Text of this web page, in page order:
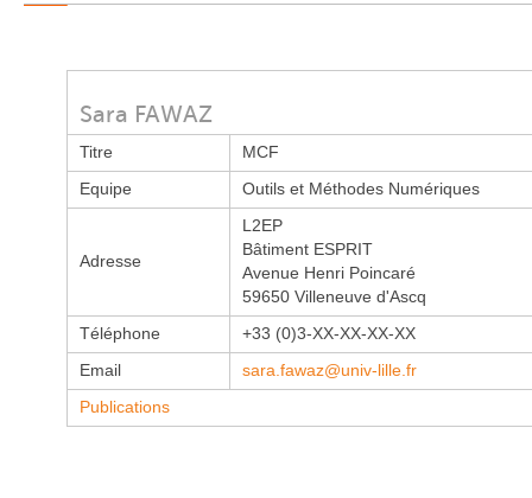
Recrutement
Publications
Carbon Care
Méthodes Numériques
Sara FAWAZ
Titre MCF
Equipe Outils et Méthodes Numériques
Adresse
L2EP
Bâtiment ESPRIT
Avenue Henri Poincaré
59650 Villeneuve d'Ascq
Téléphone +33 (0)3-XX-XX-XX-XX
Email sara.fawaz@univ-lille.fr
Publications